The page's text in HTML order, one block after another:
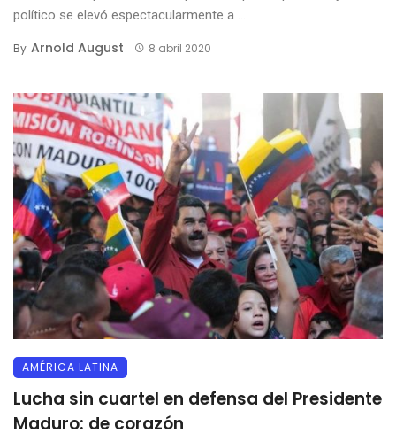
político se elevó espectacularmente a ...
By Arnold August 8 abril 2020
AMÉRICA LATINA
Lucha sin cuartel en defensa del Presidente
Maduro: de corazón